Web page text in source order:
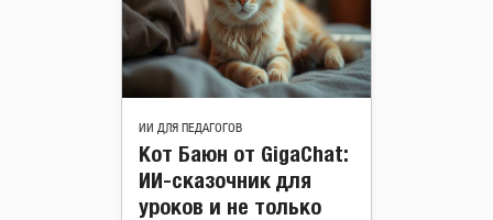
ИИ ДЛЯ ПЕДАГОГОВ
Кот Баюн от GigaChat:
ИИ-сказочник для
уроков и не только